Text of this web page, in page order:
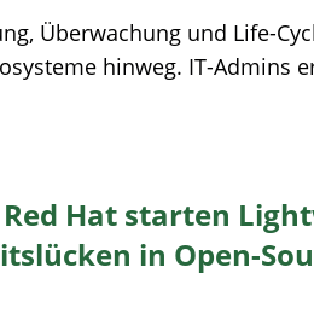
Überwachung und Life-
hinweg. IT-Admins
Hat starten
in Open-